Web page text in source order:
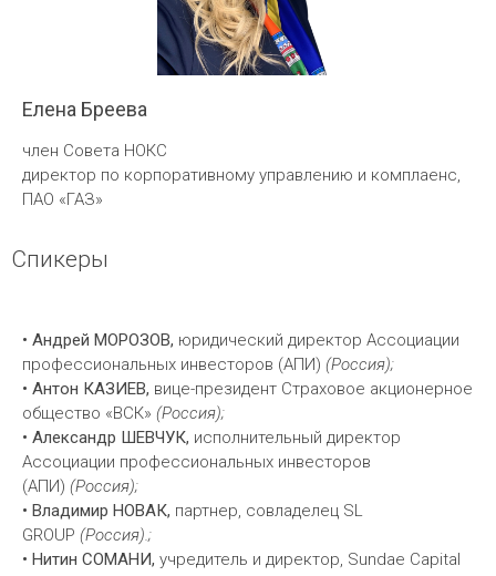
Елена Бреева
член Совета НОКС
директор по корпоративному управлению и комплаенс,
ПАО «ГАЗ»
Спикеры
• Андрей МОРОЗОВ, юридический директор Ассоциации
профессиональных инвесторов (АПИ) (Россия);
• Антон КАЗИЕВ, вице-президент Страховое акционерное
общество «ВСК» (Россия);
• Александр ШЕВЧУК, исполнительный директор
Ассоциации профессиональных инвесторов
(АПИ) (Россия);
• Владимир НОВАК, партнер, совладелец SL
GROUP (Россия).;
• Нитин СОМАНИ, учредитель и директор, Sundae Capital